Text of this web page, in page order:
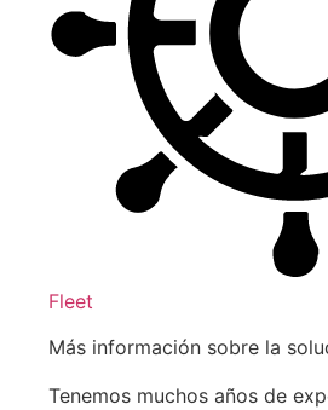
Fleet
Más información sobre la
Tenemos muchos años de